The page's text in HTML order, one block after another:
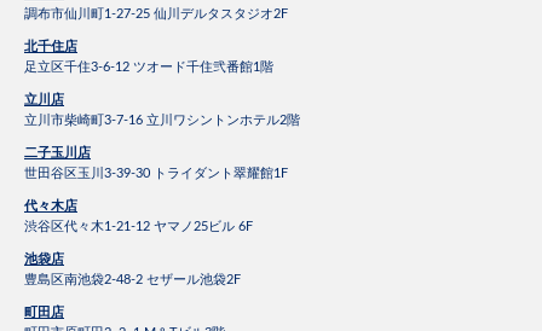
調布市仙川町1-27-25 仙川デルタスタジオ2F
北千住店
足立区千住3-6-12 ツオード千住弐番館1階
立川店
立川市柴崎町3-7-16 立川ワシントンホテル2階
二子玉川店
世田谷区玉川3-39-30 トライダント翠耀館1F
代々木店
渋谷区代々木1-21-12 ヤマノ25ビル 6F
池袋店
豊島区南池袋2-48-2 セザール池袋2F
町田店